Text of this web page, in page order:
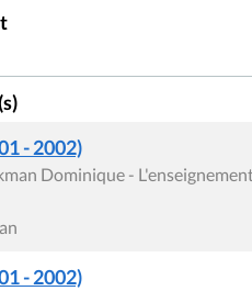
- 2002)
Dominique -
- 2002)